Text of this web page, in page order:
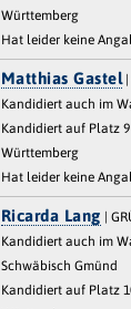
Württemberg
Hat leider keine
Matthias Gastel|
Kandidiert auch im
Kandidiert auf Platz
Württemberg
Hat leider keine
Ricarda Lang |
Kandidiert auch im
Schwäbisch Gmünd
Kandidiert auf Platz